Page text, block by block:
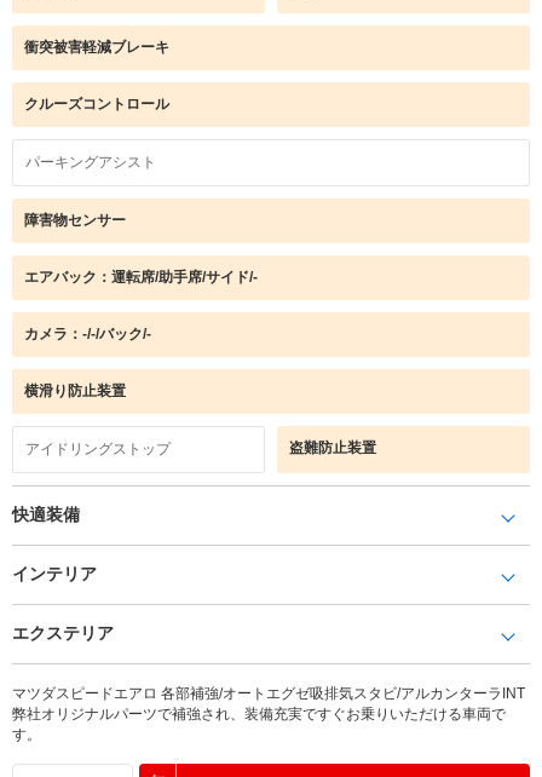
衝突被害軽減ブレーキ
クルーズコントロール
パーキングアシスト
障害物センサー
エアバック：運転席/助手席/サイド/-
カメラ：-/-/バック/-
横滑り防止装置
アイドリングストップ 盗難防止装置
快適装備
インテリア
エクステリア
マツダスピードエアロ 各部補強/オートエグゼ吸排気スタビ/アルカンターラINT
弊社オリジナルパーツで補強され、装備充実ですぐお乗りいただける車両で
す。